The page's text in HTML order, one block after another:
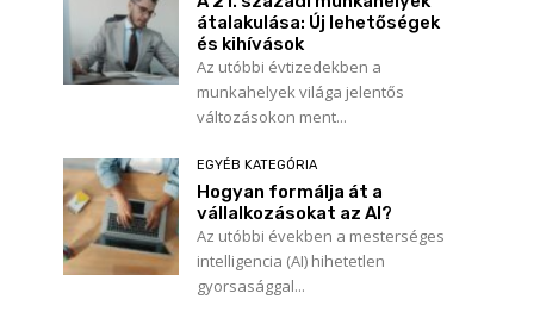
átalakulása: Új lehetőségek
és kihívások
Az utóbbi évtizedekben a
munkahelyek világa jelentős
változásokon ment...
EGYÉB KATEGÓRIA
Hogyan formálja át a
vállalkozásokat az AI?
Az utóbbi években a mesterséges
intelligencia (AI) hihetetlen
gyorsasággal...